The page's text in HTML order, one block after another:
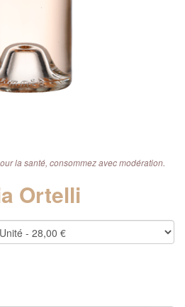
la santé, consommez avec modération.
Ortelli